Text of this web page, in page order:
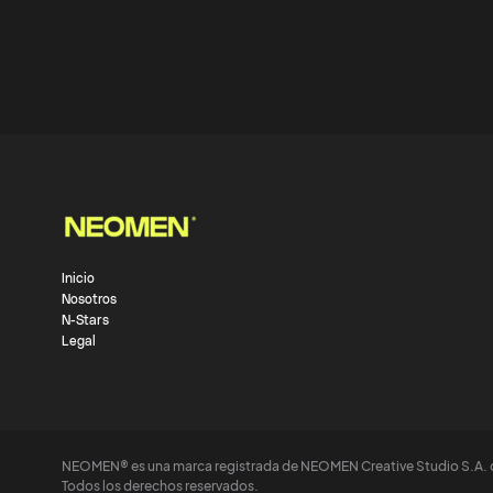
Inicio
Nosotros
N-Stars
Legal
NEOMEN® es una marca registrada de NEOMEN Creative Studio S.A.
Todos los derechos reservados.